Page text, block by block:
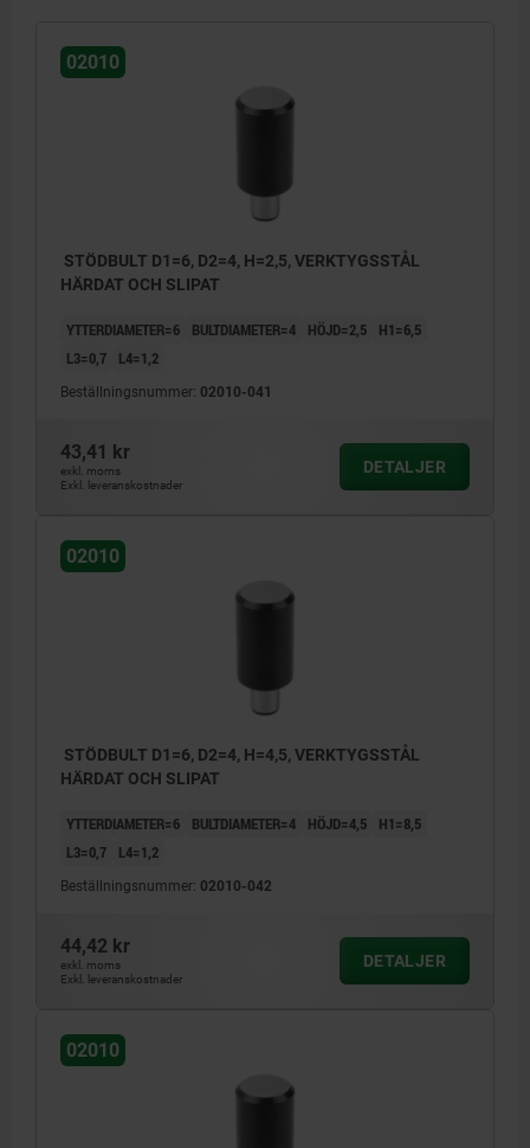
02010
STÖDBULT D1=6, D2=4, H=2,5, VERKTYGSSTÅL
HÄRDAT OCH SLIPAT
YTTERDIAMETER=6 BULTDIAMETER=4 HÖJD=2,5
H1=6,5
L3=0,7
L4=1,2
Beställningsnummer: 02010-041
43,41 kr
exkl. moms
Exkl. leveranskostnader
DETALJER
02010
STÖDBULT D1=6, D2=4, H=4,5, VERKTYGSSTÅL
HÄRDAT OCH SLIPAT
YTTERDIAMETER=6 BULTDIAMETER=4 HÖJD=4,5
H1=8,5
L3=0,7
L4=1,2
Beställningsnummer: 02010-042
44,42 kr
exkl. moms
Exkl. leveranskostnader
DETALJER
02010